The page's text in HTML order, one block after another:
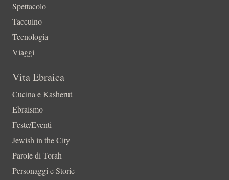
Spettacolo
Taccuino
Tecnologia
Viaggi
Vita Ebraica
Cucina e Kasherut
Ebraismo
Feste/Eventi
Jewish in the City
Parole di Torah
Personaggi e Storie